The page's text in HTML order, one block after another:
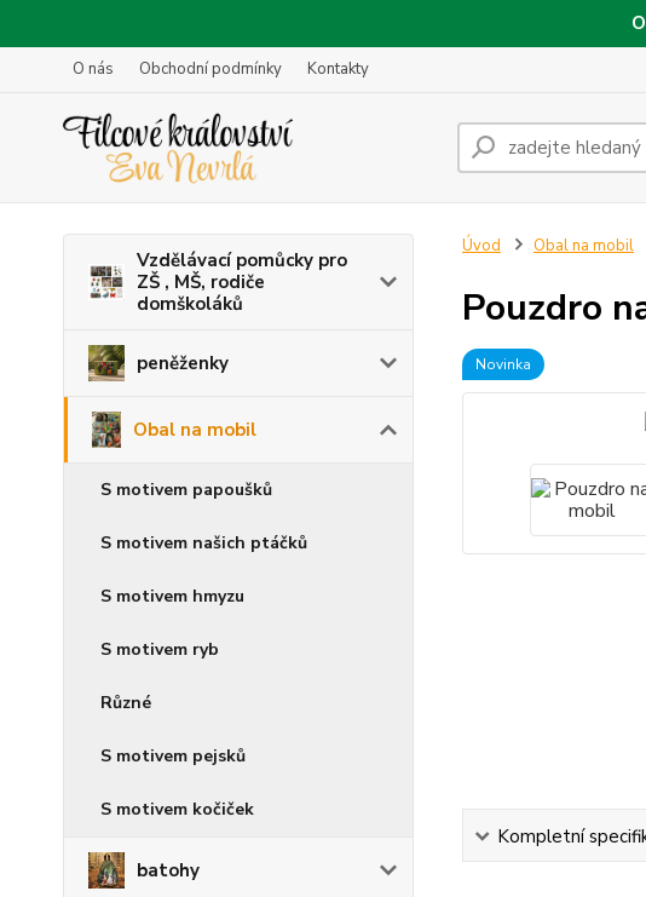
O nás Obchodní podmínky Kontakty
Vzdělávací pomůcky pro
ZŠ , MŠ, rodiče
domškoláků
peněženky
Obal na mobil
S motivem papoušků
S motivem našich ptáčků
S motivem hmyzu
S motivem ryb
Různé
S motivem pejsků
S motivem kočiček
batohy
Úvod Obal na mobil
Pouzdro
Novinka
Kompletní